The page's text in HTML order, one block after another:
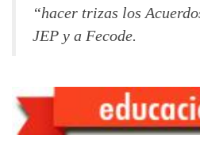
“hacer trizas los
JEP y a Fecode.